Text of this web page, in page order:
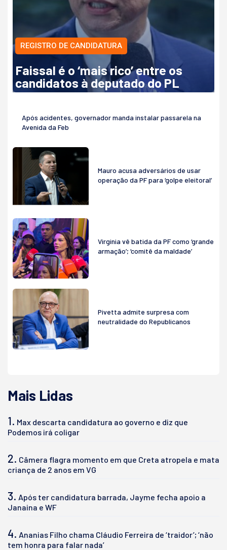
REGISTRO DE CANDIDATURA
Faissal é o ‘mais rico’ entre os
candidatos à deputado do PL
Após acidentes, governador manda instalar passarela na
Avenida da Feb
Mauro acusa adversários de usar
operação da PF para ‘golpe eleitoral’
Virginia vê batida da PF como ‘grande
armação’; ‘comitê da maldade’
Pivetta admite surpresa com
neutralidade do Republicanos
Mais Lidas
1. Max descarta candidatura ao governo e diz que
Podemos irá coligar
2. Câmera flagra momento em que Creta atropela e mata
criança de 2 anos em VG
3. Após ter candidatura barrada, Jayme fecha apoio a
Janaina e WF
4. Ananias Filho chama Cláudio Ferreira de ‘traidor’; ‘não
tem honra para falar nada’